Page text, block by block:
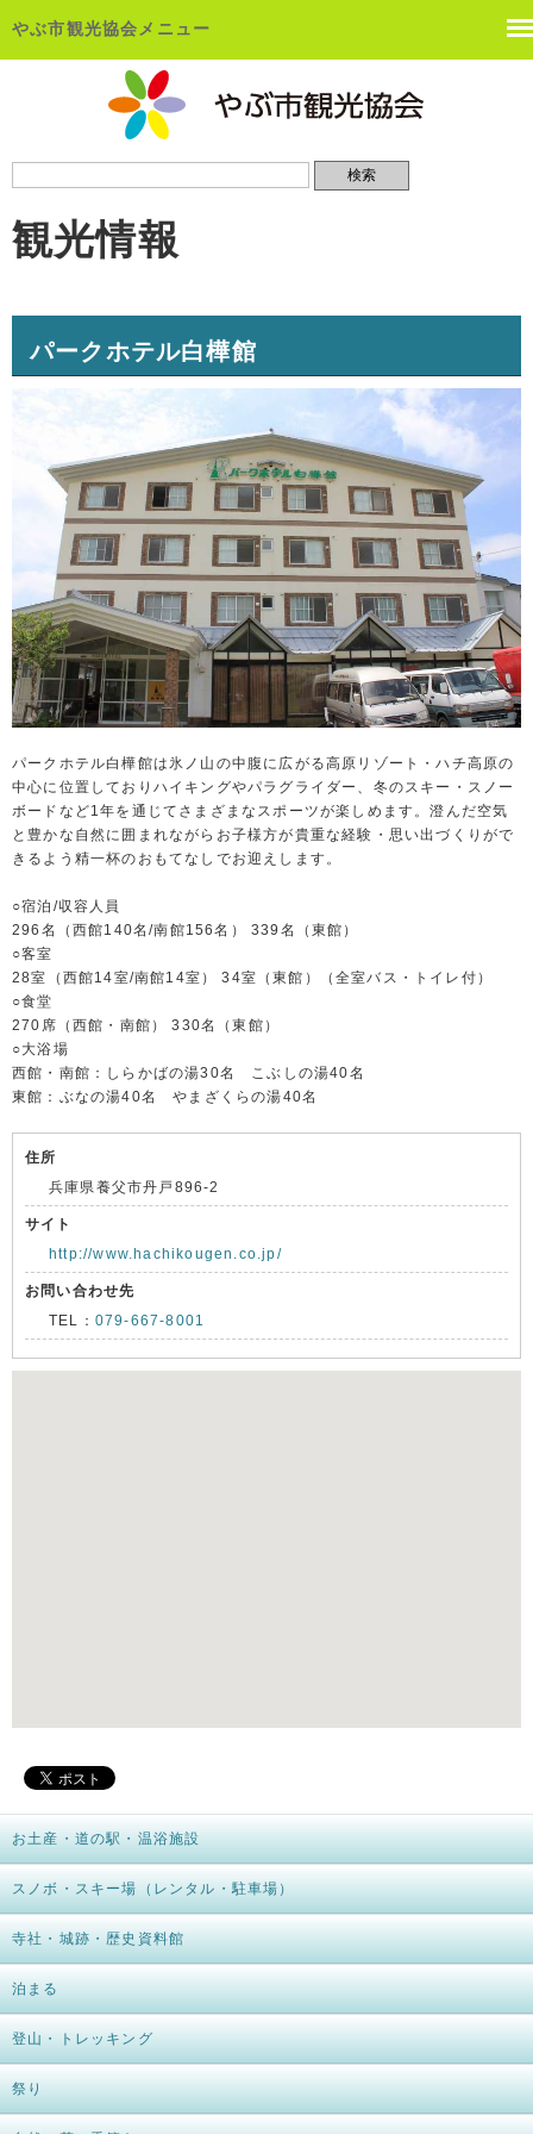
やぶ市観光協会メニュー
観光情報
パークホテル白樺館
パークホテル白樺館は氷ノ山の中腹に広がる高原リゾート・ハチ高原の
中心に位置しておりハイキングやパラグライダー、冬のスキー・スノー
ボードなど1年を通じてさまざまなスポーツが楽しめます。澄んだ空気
と豊かな自然に囲まれながらお子様方が貴重な経験・思い出づくりがで
きるよう精一杯のおもてなしでお迎えします。
○宿泊/収容人員
296名（西館140名/南館156名） 339名（東館）
○客室
28室（西館14室/南館14室） 34室（東館）（全室バス・トイレ付）
○食堂
270席（西館・南館） 330名（東館）
○大浴場
西館・南館：しらかばの湯30名 こぶしの湯40名
東館：ぶなの湯40名 やまざくらの湯40名
住所
兵庫県養父市丹戸896-2
サイト
http://www.hachikougen.co.jp/
お問い合わせ先
TEL： 079-667-8001
お土産・道の駅・温浴施設
スノボ・スキー場（レンタル・駐車場）
寺社・城跡・歴史資料館
泊まる
登山・トレッキング
祭り